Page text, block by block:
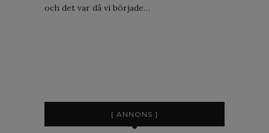
och det var då vi började…
[ ANNONS ]